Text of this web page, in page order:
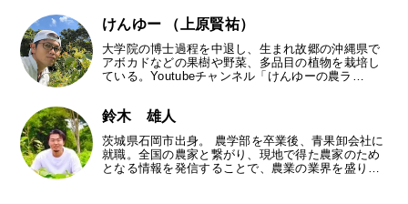
けんゆー （上原賢祐）
大学院の博士過程を中退し、生まれ故郷の沖縄県で
アボカドなどの果樹や野菜、多品目の植物を栽培し
ている。Youtubeチャンネル「けんゆーの農ラ…
鈴木 雄人
茨城県石岡市出身。 農学部を卒業後、青果卸会社に
就職。全国の農家と繋がり、現地で得た農家のため
となる情報を発信することで、農業の業界を盛り…